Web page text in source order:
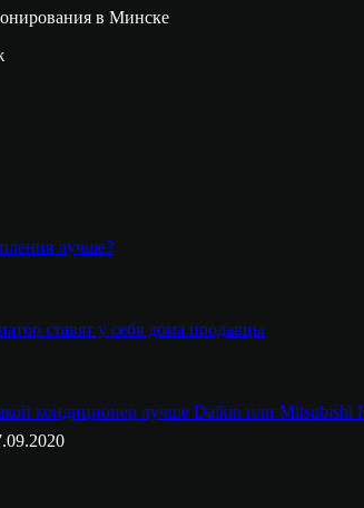
в Минске
лучше?
ставят у себя дома продавцы
кондиционер лучше Daikin или Mitsubishi